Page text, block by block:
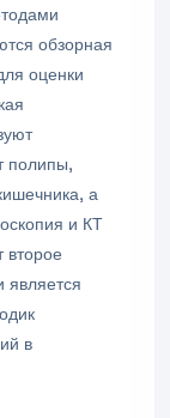
обзорная
оценки
полипы,
а
и КТ
второе
является
в